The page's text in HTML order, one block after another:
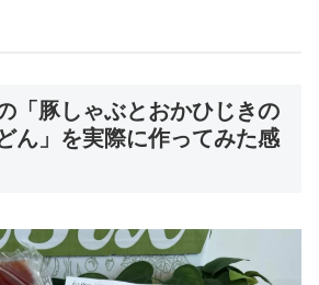
「豚しゃぶとおかひじきの
ん」を実際に作ってみた感